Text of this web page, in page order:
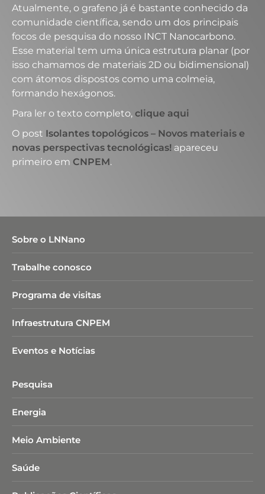
Atualmente, o grafeno já é bastante conhecido da
comunidade científica, sendo um dos principais
focos de pesquisa do nosso INCT Nanocarbono.
Esse material tem uma única estrutura planar (por
isso chamamos de materiais 2D ou bidimensional)
com átomos dispostos como uma colmeia,
formando hexágonos.
Para ler o texto completo, clique aqui
O post Isolantes topológicos – Novos materiais e
novas perspectivas tecnológicas! apareceu
primeiro em CNPEM.
Sobre o LNNano
Trabalhe conosco
Programa de visitas
Infraestrutura CNPEM
Eventos e Notícias
Pesquisa
Energia
Meio Ambiente
Saúde